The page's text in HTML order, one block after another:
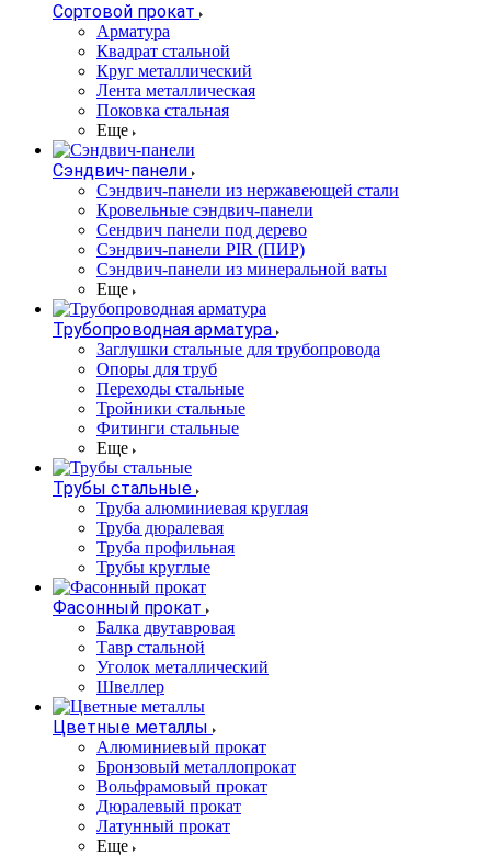
Сортовой прокат
Арматура
Квадрат стальной
Круг металлический
Лента металлическая
Поковка стальная
Еще
Сэндвич-панели
Cэндвич-панели из нержавеющей стали
Кровельные сэндвич-панели
Сендвич панели под дерево
Сэндвич-панели PIR (ПИР)
Сэндвич-панели из минеральной ваты
Еще
Трубопроводная арматура
Заглушки стальные для трубопровода
Опоры для труб
Переходы стальные
Тройники стальные
Фитинги стальные
Еще
Трубы стальные
Труба алюминиевая круглая
Труба дюралевая
Труба профильная
Трубы круглые
Фасонный прокат
Балка двутавровая
Тавр стальной
Уголок металлический
Швеллер
Цветные металлы
Алюминиевый прокат
Бронзовый металлопрокат
Вольфрамовый прокат
Дюралевый прокат
Латунный прокат
Еще